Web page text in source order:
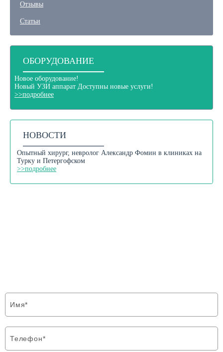
Отзывы
Статьи
ОБОРУДОВАНИЕ
Новое оборудование!
Новый УЗИ аппарат Доступны новые услуги!
>>подробнее
НОВОСТИ
Опытный хирург, невролог Александр Фомин в клиниках на
Турку и Петергофском
>>подробнее